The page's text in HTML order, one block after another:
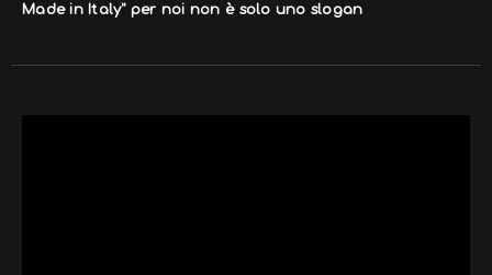
Made in Italy" per noi non è solo uno slogan